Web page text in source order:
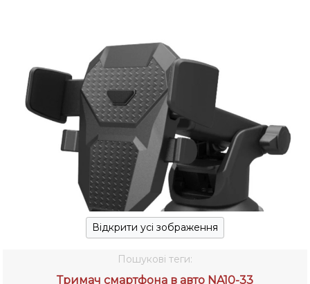
Відкрити усі зображення
Пошукові теги:
Тримач смартфона в авто NA10-33